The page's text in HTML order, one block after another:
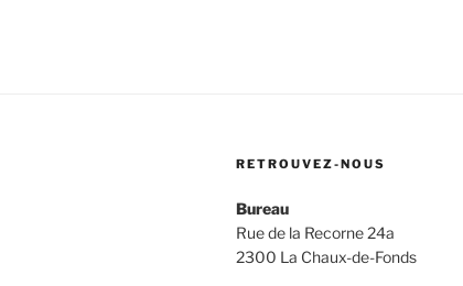
RETROUVEZ-NOUS
Bureau
Rue de la Recorne 24a
2300 La Chaux-de-Fonds